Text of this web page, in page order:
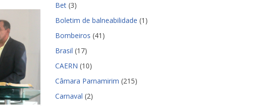
Bet (3)
Boletim de balneabilidade (1)
Bombeiros (41)
Brasil (17)
CAERN (10)
Câmara Parnamirim (215)
Carnaval (2)